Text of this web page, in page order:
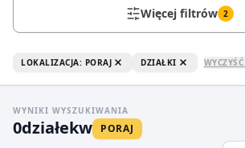
Więcej filtrów 2
LOKALIZACJA: PORAJ DZIAŁKI
WYNIKI WYSZUKIWANIA
0działekw PORAJ